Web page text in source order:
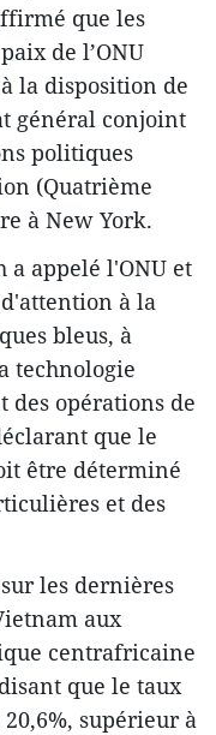
que les
de l’ONU
la disposition de
général conjoint
politiques
(Quatrième
à New York.
a appelé l'ONU et
à la
bleus, à
technologie
des opérations de
que le
être déterminé
et des
les dernières
aux
centrafricaine
que le taux
supérieur à